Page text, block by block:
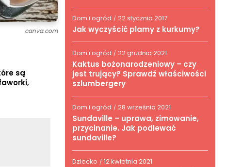
canva.com
są
Dom i ogród / 22 stycznia 2017
Jak wyczyścić plamy z kurkumy?
Dom i ogród / 22 grudnia 2021
Kaktus bożonarodzeniowy – czy
jest trujący? Sprawdź właściwości
szlumbergery
Dom i ogród / 28 września 2021
Sundaville – uprawa, zimowanie,
przycinanie. Jak podlewać
sundaville?
Dziecko / 12 kwietnia 2021